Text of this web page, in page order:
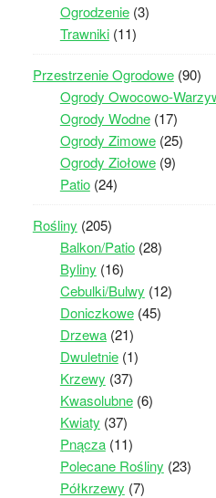
Ogrodzenie(3)
Trawniki(11)
Przestrzenie Ogrodowe(90)
Ogrody Owocowo-
Ogrody Wodne(17)
Ogrody Zimowe(25)
Ogrody Ziołowe(9)
Patio(24)
Rośliny (205)
Balkon/Patio(28)
Byliny (16)
Cebulki/Bulwy (12)
Doniczkowe(45)
Drzewa(21)
Dwuletnie(1)
Krzewy (37)
Kwasolubne(6)
Kwiaty (37)
Pnącza(11)
Polecane Rośliny (23)
Półkrzewy (7)